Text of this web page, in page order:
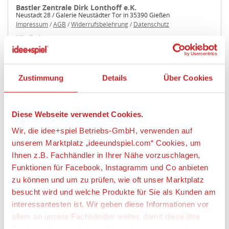
Zustimmung Details Über Cookies
Diese Webseite verwendet Cookies.
Wir, die idee+spiel Betriebs-GmbH, verwenden auf
unserem Marktplatz „ideeundspiel.com“ Cookies, um
Ihnen z.B. Fachhändler in Ihrer Nähe vorzuschlagen,
Funktionen für Facebook, Instagramm und Co anbieten
zu können und um zu prüfen, wie oft unser Marktplatz
besucht wird und welche Produkte für Sie als Kunden am
interessantesten ist. Wir geben diese Informationen vor
allem an unsere Fachhändler weiter, damit diese ihre
Bastler Zentrale Dirk Lonthoff e.K.
Neustadt 28 / Galerie Neustädter Tor in 35390 Gießen
Impressum/AGB /Widerrufsbelehrung/ Datenschutz
Händlerbewertung
34,95 €
zzgl. 6,99 € Versand
34,95 €
Artikeldetails
BREKINA 99306 1:87 Set 1500 1960
Artikelbeschreibung: